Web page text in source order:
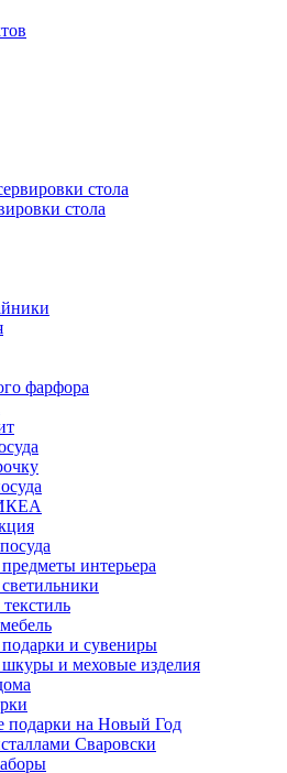
стола
стола
фарфора
интерьера
и сувениры
и меховые изделия
подарки на Новый Год
Сваровски